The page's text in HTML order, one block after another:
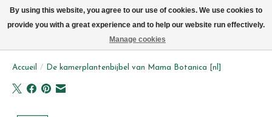
Accueil / De kamerplantenbijbel van Mama Botanica [nl]
By using this website, you agree to our use of cookies. We use cookies to
provide you with a great experience and to help our website run effectively.
Manage cookies